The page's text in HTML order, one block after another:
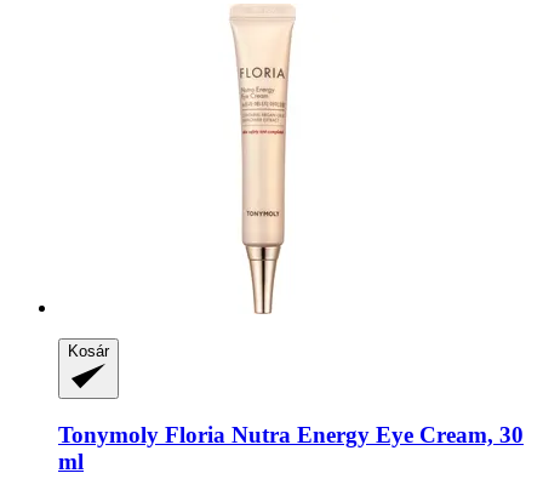
Kosár
Tonymoly Floria Nutra Energy Eye Cream, 30
ml